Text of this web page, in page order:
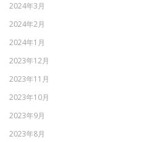
2024年3月
2024年2月
2024年1月
2023年12月
2023年11月
2023年10月
2023年9月
2023年8月